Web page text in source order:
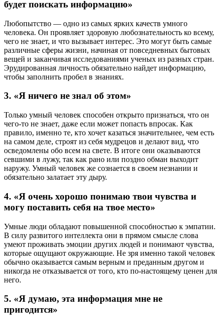
будет поискать информацию»
Любопытство — одно из самых ярких качеств умного
человека. Он проявляет здоровую любознательность ко всему,
чего не знает, и что вызывает интерес. Это могут быть самые
различные сферы жизни, начиная от повседневных бытовых
вещей и заканчивая исследованиями ученых из разных стран.
Эрудированная личность обязательно найдет информацию,
чтобы заполнить пробел в знаниях.
3. «Я ничего не знал об этом»
Только умный человек способен открыто признаться, что он
чего-то не знает, даже если может попасть впросак. Как
правило, именно те, кто хочет казаться значительнее, чем есть
на самом деле, строят из себя мудрецов и делают вид, что
осведомлены обо всем на свете. В итоге они оказываются
севшими в лужу, так как рано или поздно обман выходит
наружу. Умный человек же сознается в своем незнании и
обязательно залатает эту дыру.
4. «Я очень хорошо понимаю твои чувства и
могу поставить себя на твое место»
Умные люди обладают повышенной способностью к эмпатии.
В силу развитого интеллекта они в прямом смысле слова
умеют проживать эмоции других людей и понимают чувства,
которые ощущают окружающие. Не зря именно такой человек
обычно оказывается самым верным и преданным другом и
никогда не отказывается от того, кто по-настоящему ценен для
него.
5. «Я думаю, эта информация мне не
пригодится»